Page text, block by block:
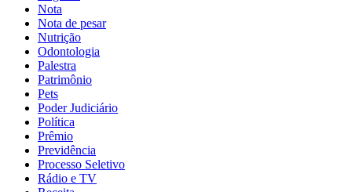
Nota
Nota de pesar
Nutrição
Odontologia
Palestra
Patrimônio
Pets
Poder Judiciário
Política
Prêmio
Previdência
Processo Seletivo
Rádio e TV